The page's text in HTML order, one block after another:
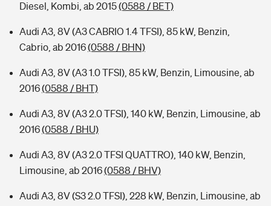
Diesel, Kombi, ab 2015(0588 / BET)
Audi A3, 8V (A3 CABRIO 1.4 TFSI), 85 kW, Benzin,
Cabrio, ab 2016(0588 / BHN)
Audi A3, 8V (A3 1.0 TFSI), 85 kW, Benzin, Limousine, ab
2016(0588 / BHT)
Audi A3, 8V (A3 2.0 TFSI), 140 kW, Benzin, Limousine, ab
2016(0588 / BHU)
Audi A3, 8V (A3 2.0 TFSI QUATTRO), 140 kW, Benzin,
Limousine, ab 2016(0588 / BHV)
Audi A3, 8V (S3 2.0 TFSI), 228 kW, Benzin, Limousine, ab